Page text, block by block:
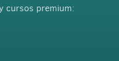
cursos premium: